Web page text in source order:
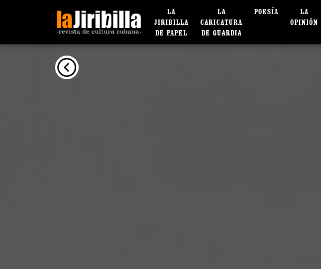
LA
JIRIBILLA
DE PAPEL
LA
CARICATURA
DE GUARDIA
POESÍA
LA
OPINIÓN